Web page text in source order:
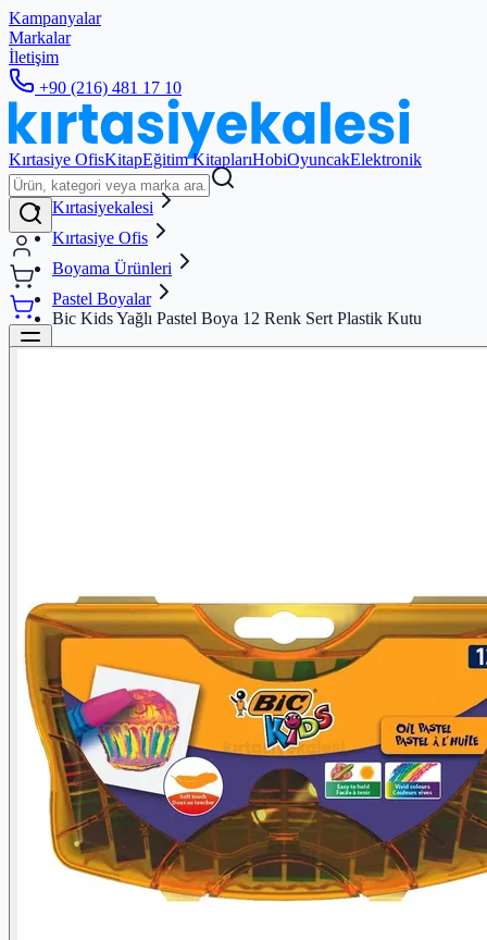
Kampanyalar
Markalar
İletişim
+90 (216) 481 17 10
Kırtasiye OfisKitapEğitim KitaplarıHobiOyuncakElektronik
Kırtasiyekalesi
Kırtasiye Ofis
Boyama Ürünleri
Pastel Boyalar
Bic Kids Yağlı Pastel Boya 12 Renk Sert Plastik Kutu